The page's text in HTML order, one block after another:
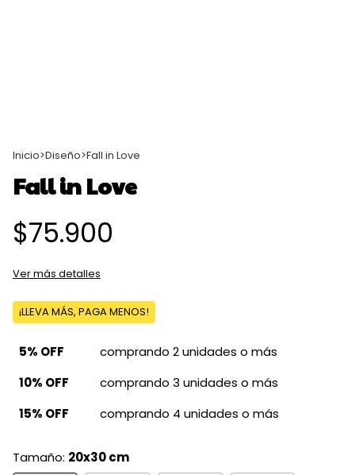
Inicio>Diseño>Fall in Love
Fall in Love
$75.900
Ver más detalles
¡LLEVA MÁS, PAGA MENOS!
5% OFF
comprando 2 unidades o más
10% OFF
comprando 3 unidades o más
15% OFF
comprando 4 unidades o más
Tamaño: 20x30 cm